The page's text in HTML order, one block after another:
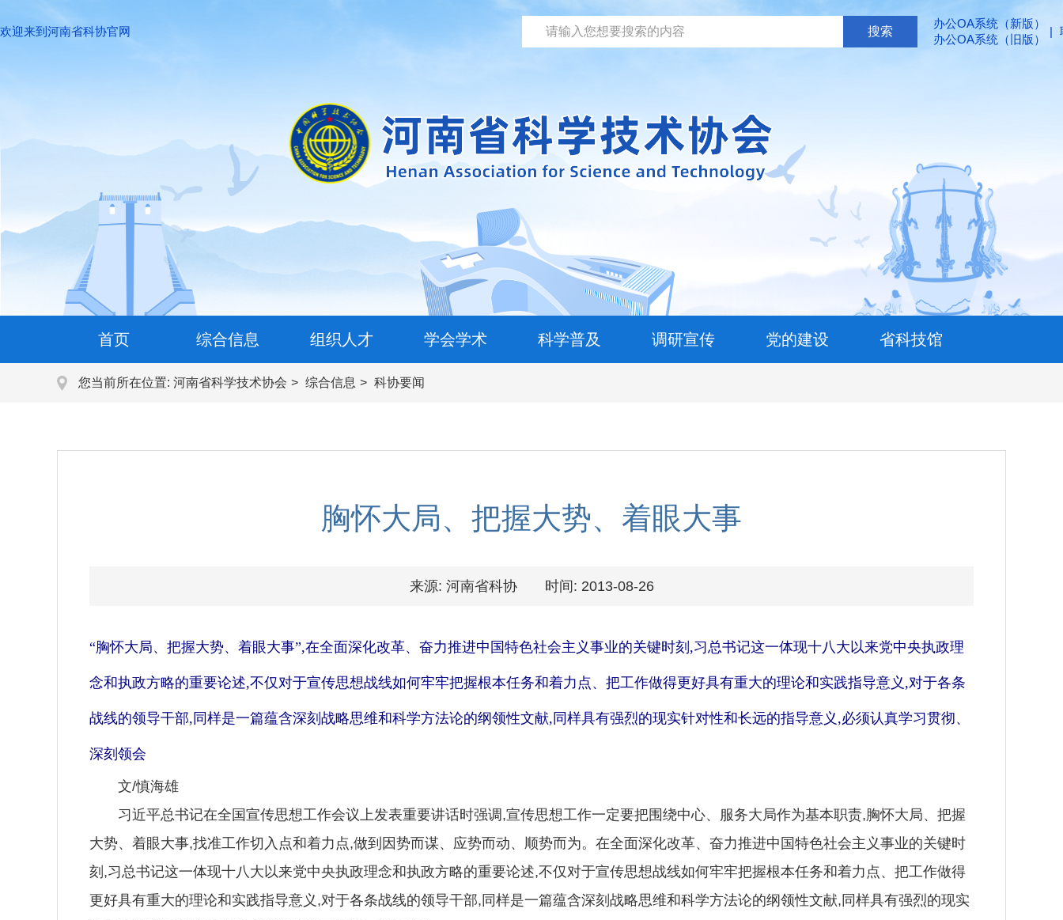
欢迎来到河南省科协官网
办公OA系统（新版）
办公OA系统（旧版）
|
首页 综合信息 组织人才 学会学术 科学普及 调研宣传 党的建设 省科技馆
您当前所在位置: 河南省科学技术协会 综合信息 科协要闻
胸怀大局、把握大势、着眼大事
来源: 河南省科协 时间: 2013-08-26
“胸怀大局、把握大势、着眼大事”,在全面深化改革、奋力推进中国特色社会主义事业的关键时刻,习总书记这一体现十八大以来党中央执政理
念和执政方略的重要论述,不仅对于宣传思想战线如何牢牢把握根本任务和着力点、把工作做得更好具有重大的理论和实践指导意义,对于各条
战线的领导干部,同样是一篇蕴含深刻战略思维和科学方法论的纲领性文献,同样具有强烈的现实针对性和长远的指导意义,必须认真学习贯彻、
深刻领会
文/慎海雄
习近平总书记在全国宣传思想工作会议上发表重要讲话时强调,宣传思想工作一定要把围绕中心、服务大局作为基本职责,胸怀大局、把握
大势、着眼大事,找准工作切入点和着力点,做到因势而谋、应势而动、顺势而为。在全面深化改革、奋力推进中国特色社会主义事业的关键时
刻,习总书记这一体现十八大以来党中央执政理念和执政方略的重要论述,不仅对于宣传思想战线如何牢牢把握根本任务和着力点、把工作做得
更好具有重大的理论和实践指导意义,对于各条战线的领导干部,同样是一篇蕴含深刻战略思维和科学方法论的纲领性文献,同样具有强烈的现实